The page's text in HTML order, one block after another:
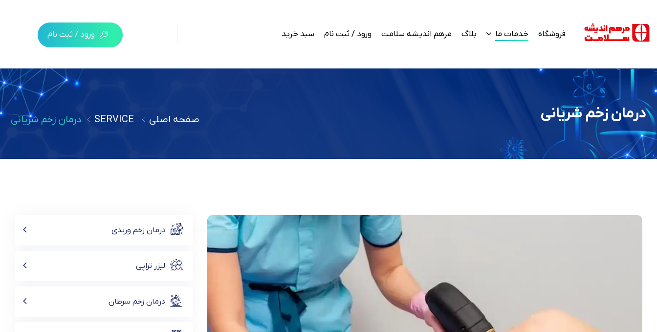
فروشگاه خدمات ما بلاگ مرهم اندیشه سلامت ورود / ثبت نام سبد خرید ورود / ثبت نام
درمان زخم شریانی صفحه اصلی SERVICE درمان زخم شریانی
درمان زخم وریدی
لیزر تراپی
درمان زخم سرطان